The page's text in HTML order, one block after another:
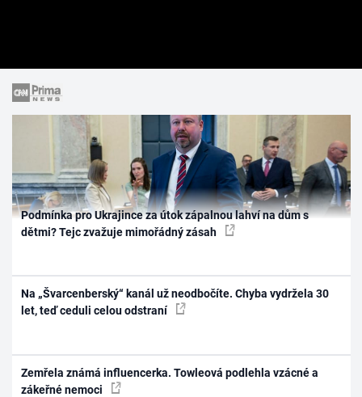
Podmínka pro Ukrajince za útok zápalnou lahví na dům s
dětmi? Tejc zvažuje mimořádný zásah
Na „Švarcenberský“ kanál už neodbočíte. Chyba vydržela 30
let, teď ceduli celou odstraní
Zemřela známá influencerka. Towleová podlehla vzácné a
zákeřné nemoci